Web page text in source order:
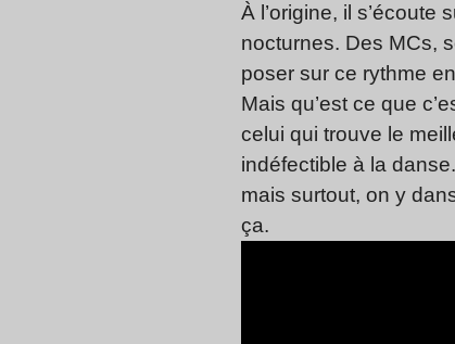
À l’origine, il
nocturnes. Des MCs,
poser sur ce rythme
Mais qu’est ce que
celui qui trouve le
indéfectible à la danse.
mais surtout, on y
ça.